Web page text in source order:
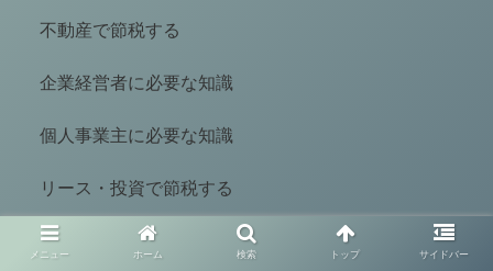
不動産で節税する
企業経営者に必要な知識
個人事業主に必要な知識
リース・投資で節税する
保険で節税する
メニュー ホーム 検索 トップ サイドバー